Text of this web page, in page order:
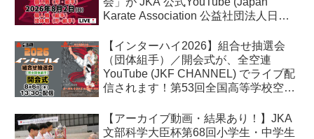
Karate Association 公益社団法人日本
【インターハイ2026】組合せ抽選会
（団体組手）／開会式が、全空連
YouTube (JKF CHANNEL) でライブ配
信されます！第53回全国高等学校空手
【アーカイブ動画・結果あり！】JKA
文部科学大臣杯第68回小学生・中学生